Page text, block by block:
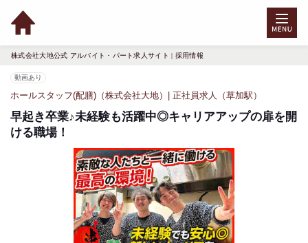
株式会社大地公式 アルバイト・パート求人サイト | 採用情報
動画あり
ホールスタッフ(配膳)（株式会社大地）| 正社員求人（草加駅）
早起き卒業♪未経験も活躍中◎キャリアアップの扉を開
ける職場！